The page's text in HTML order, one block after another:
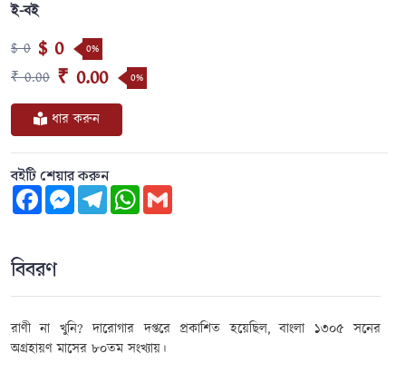
ই-বই
$ 0 $ 0 0%
₹ 0.00 ₹ 0.00 0%
ধার করুন
বইটি শেয়ার করুন
FacebookMessengerTelegramWhatsApp
বিবরণ
রাণী না খুনি? দারোগার দপ্তরে প্রকাশিত হয়েছিল, বাংলা ১৩০৫ সনের
অগ্রহায়ণ মাসের ৮০তম সংখ্যায়।